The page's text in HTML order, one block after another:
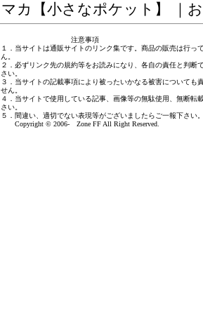
マカ【小さなポケット】 ｜
注意事項
１．当サイトは通販サイトのリンク集です。商品の販売は行っ
ん。
２．必ずリンク先の規約等をお読みになり、各自の責任と判断
さい。
３．当サイトの記載事項により被ったいかなる被害についても
せん。
４．当サイトで使用している記事、画像等の無駄使用、無断転
さい。
５．間違い、適切でない表現等がございましたら ご一報下さい
Copyright © 2006- Zone FF All Right Reserved.